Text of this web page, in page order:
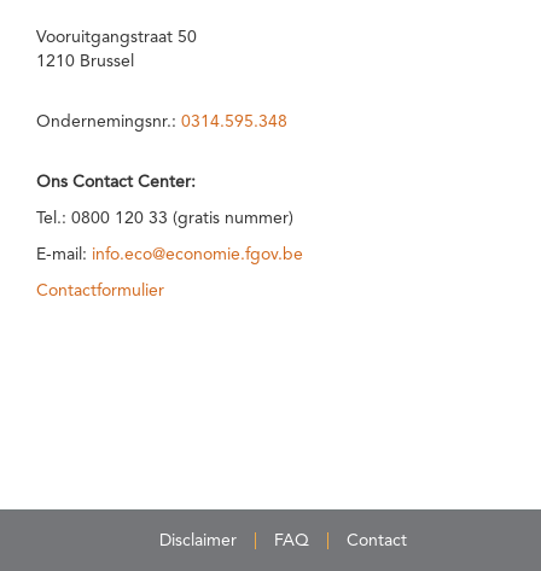
Vooruitgangstraat 50
1210 Brussel
Ondernemingsnr.: 0314.595.348
Ons Contact Center:
Tel.: 0800 120 33 (gratis nummer)
E-mail: info.eco@economie.fgov.be
Contactformulier
Disclaimer FAQ Contact